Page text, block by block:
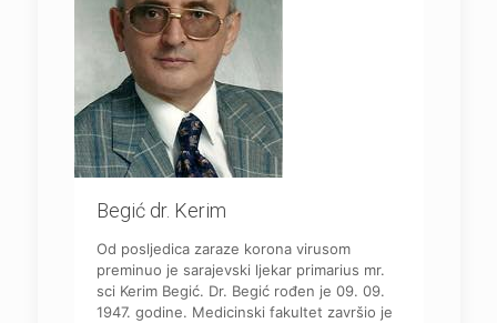
Begić dr. Kerim
Od posljedica zaraze korona virusom
preminuo je sarajevski ljekar primarius mr.
sci Kerim Begić. Dr. Begić rođen je 09. 09.
1947. godine. Medicinski fakultet završio je